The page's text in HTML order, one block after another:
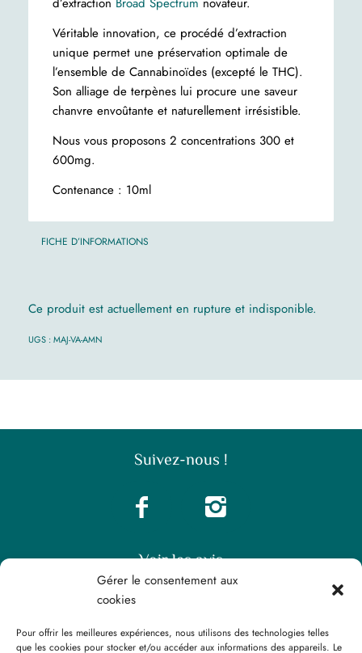
Gérer le consentement aux
cookies
Pour offrir les meilleures expériences, nous utilisons des technologies telles
que les cookies pour stocker et/ou accéder aux informations des appareils. Le
Véritable innovation, ce procédé d’extraction
unique permet une préservation optimale de
l’ensemble de Cannabinoïdes (excepté le THC).
Son alliage de terpènes lui procure une saveur
chanvre envoûtante et naturellement irrésistible.
Nous vous proposons 2 concentrations 300 et
600mg.
Contenance : 10ml
FICHE D’INFORMATIONS
Ce produit est actuellement en rupture et indisponible.
UGS :MAJ-VA-AMN
Suivez-nous !
Voir les avis